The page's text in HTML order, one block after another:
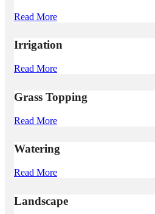
Read More
Irrigation
Read More
Grass Topping
Read More
Watering
Read More
Landscape